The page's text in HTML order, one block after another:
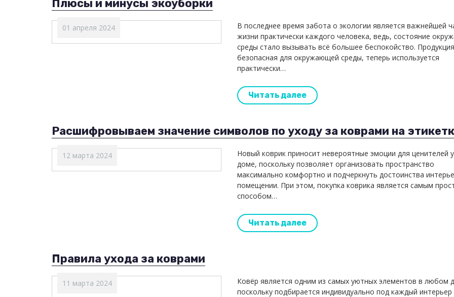
Плюсы и минусы экоуборки
01 апреля 2024
В последнее время забота о экологии является важнейшей
жизни практически каждого человека, ведь, состояние
среды стало вызывать всё большее беспокойство.
безопасная для окружающей среды, теперь используется
практически…
Читать далее
Расшифровываем значение символов по уходу за коврами на
12 марта 2024
Новый коврик приносит невероятные эмоции для ценителей
доме, поскольку позволяет организовать пространство
максимально комфортно и подчеркнуть достоинства
помещении. При этом, покупка коврика является самым
способом…
Читать далее
Правила ухода за коврами
11 марта 2024
Ковёр является одним из самых уютных элементов в любом
поскольку подбирается индивидуально под каждый интерьер